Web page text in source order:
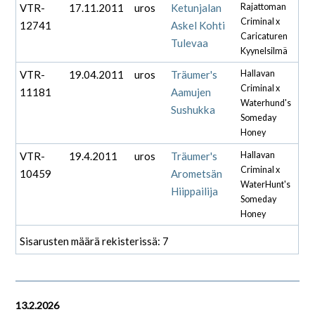
VTR-
12741
17.11.2011 uros
Ketunjalan
Askel Kohti
Tulevaa
Rajattoman
Criminal x
Caricaturen
Kyynelsilmä
VTR-
11181
19.04.2011 uros
Träumer's
Aamujen
Sushukka
Hallavan
Criminal x
Waterhund's
Someday
Honey
VTR-
10459
19.4.2011 uros
Träumer's
Arometsän
Hiippailija
Hallavan
Criminal x
WaterHunt's
Someday
Honey
Sisarusten määrä rekisterissä: 7
13.2.2026